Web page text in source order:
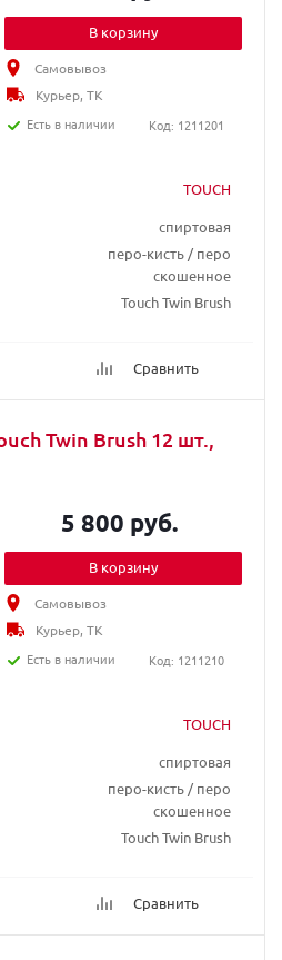
TOUCH
спиртовая
перо-кисть / перо
скошенное
Touch Twin Brush
Сравнить
В корзину
Самовывоз
Курьер, ТК
Есть в наличии
Код: 1211201
Twin Brush 12 шт.,
TOUCH
спиртовая
перо-кисть / перо
скошенное
Touch Twin Brush
Сравнить
5 800 руб.
В корзину
Самовывоз
Курьер, ТК
Есть в наличии
Код: 1211210